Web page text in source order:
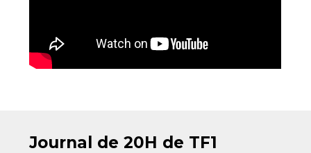
Journal de 20H de TF1